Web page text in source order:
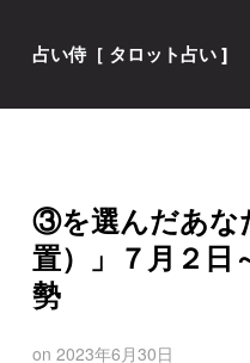
占い侍［ タロット占い ]
③を選んだあな
置）」７月２日
勢
on 2023年6月30日